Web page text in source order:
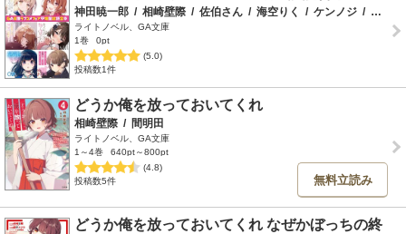
神田暁一郎 / 相崎壁際 / 佐伯さん / 海空りく / ケンノジ /
ライトノベル、GA文庫
1巻
0pt
(5.0)
投稿数1件
どうか俺を放っておいてくれ
相崎壁際 / 間明田
ライトノベル、GA文庫
1～4巻
640pt～800pt
(4.8)
投稿数5件
無料立読み
どうか俺を放っておいてくれ なぜかぼっちの終